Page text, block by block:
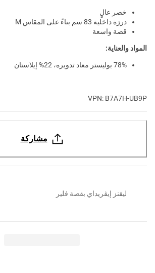
خصر عالٍ
درزة داخلية 83 سم بناءً على المقاس M
قصة واسعة
المواد والعناية:
78% بوليستر معاد تدويره، 22% إيلاستان
VPN: B7A7H-UB9P
مشاركة
ليقنز إيڤريداي بقصة فلير